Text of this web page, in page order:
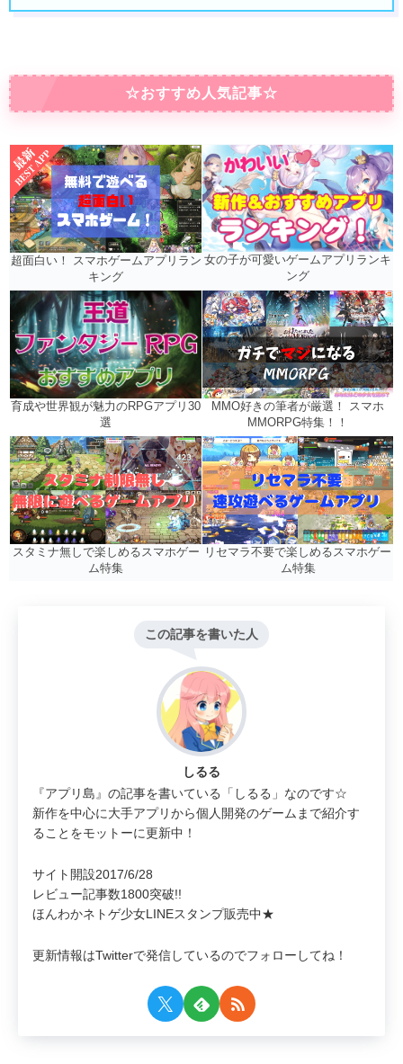
☆おすすめ人気記事☆
超面白い！ スマホゲームアプリラン
キング
女の子が可愛いゲームアプリランキ
ング
育成や世界観が魅力のRPGアプリ30
選
MMO好きの筆者が厳選！ スマホ
MMORPG特集！！
スタミナ無しで楽しめるスマホゲー
ム特集
リセマラ不要で楽しめるスマホゲー
ム特集
この記事を書いた人
しるる
『アプリ島』の記事を書いている「しるる」なのです☆
新作を中心に大手アプリから個人開発のゲームまで紹介す
ることをモットーに更新中！
サイト開設2017/6/28
レビュー記事数1800突破!!
ほんわかネトゲ少女LINEスタンプ販売中★
更新情報はTwitterで発信しているのでフォローしてね！